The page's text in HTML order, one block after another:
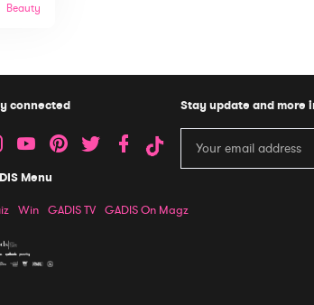
Beauty
connected Stay update and more
Menu
Win GADIS TV GADIS On Magz